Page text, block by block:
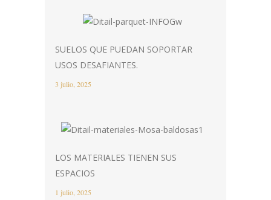
SUELOS QUE PUEDAN SOPORTAR
USOS DESAFIANTES.
3 julio, 2025
LOS MATERIALES TIENEN SUS
ESPACIOS
1 julio, 2025